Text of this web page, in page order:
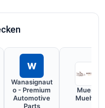
W
Wanasignaut
o - Premium
Automotive
Parts
Muesli
Muehle